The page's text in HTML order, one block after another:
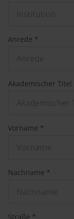
Anrede *
Akademischer Titel
Vorname *
Nachname *
Straße *